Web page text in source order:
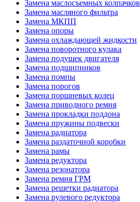
Замена маслосъемных колпачков
Замена масляного фильтра
Замена МКПП
Замена опоры
Замена охлаждающей жидкости
Замена поворотного кулака
Замена подушек двигателя
Замена подшипников
Замена помпы
Замена порогов
Замена поршневых колец
Замена приводного ремня
Замена прокладки поддона
Замена пружины подвески
Замена радиатора
Замена раздаточной коробки
Замена рамы
Замена редуктора
Замена резонатора
Замена ремня ГРМ
Замена решетки радиатора
Замена рулевого редуктора